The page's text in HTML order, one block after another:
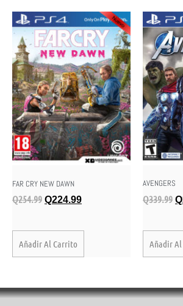
FAR CRY NEW DAWN
Q254.99 Q224.99
Añadir Al Carrito
AVENGERS
Q339.99 Q
Añadir